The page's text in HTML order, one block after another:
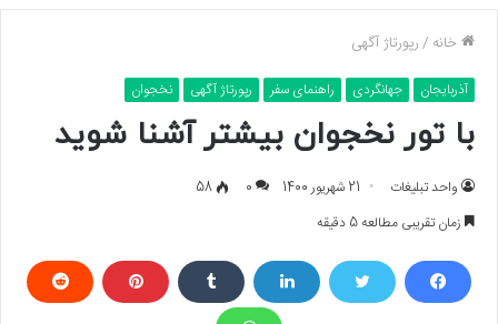
خانه /رپورتاژ آگهی
آذربایجان جهانگردی راهنمای سفر رپورتاژ آگهی نخجوان
با تور نخجوان بیشتر آشنا شوید
واحد تبلیغات 21 شهریور 1400 0
58
زمان تقریبی مطالعه 5 دقیقه